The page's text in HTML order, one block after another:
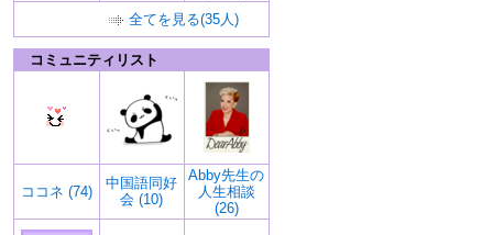
全てを見る(35人)
コミュニティリスト
ココネ (74)
中国語同好
会 (10)
Abby先生の
人生相談
(26)